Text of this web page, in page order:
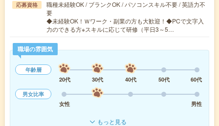
応募資格
職種未経験OK / ブランクOK / パソコンスキル不要 / 英語力不
要
◆未経験OK！Ｗワーク・副業の方も大歓迎！◆PCで文字入
力のできる方※スキルに応じて研修（平日3～5…
職場の雰囲気
年齢層
20代
30代 40代 50代
60代
男女比率
女性
男性
もっと見る